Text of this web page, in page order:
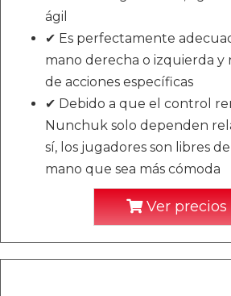
ágil
✔ Es perfectamente
mano derecha o izquierda y
de acciones específicas
✔ Debido a que el control
Nunchuk solo dependen
sí, los jugadores son libres
mano que sea más cómoda
Ver